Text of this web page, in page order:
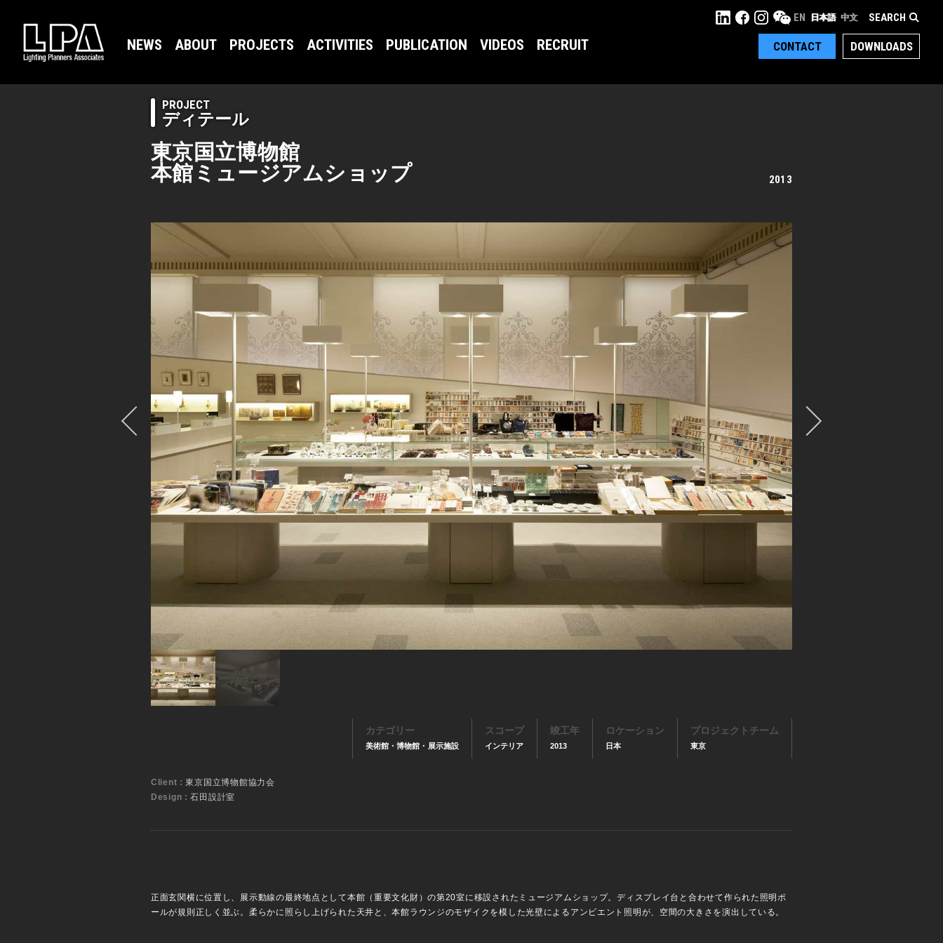
NEWS ABOUT PROJECTS ACTIVITIES PUBLICATION VIDEOS RECRUIT DOWNLOADS
CONTACT
SEARCH
EN 日本語 中文
PROJECT
ディテール
東京国立博物館
本館ミュージアムショップ
2013
カテゴリー
美術館・博物館・展示施設
スコープ
インテリア
竣工年
2013
ロケーション
日本
プロジェクトチーム
東京
Client :東京国立博物館協力会
Design :石田設計室
正面玄関横に位置し、展示動線の最終地点として本館（重要文化財）の第20室に移設されたミュージアムショップ。ディスプレイ台と合わせて作られた照明ポ
ールが規則正しく並ぶ。柔らかに照らし上げられた天井と、本館ラウンジのモザイクを模した光壁によるアンビエント照明が、空間の大きさを演出している。